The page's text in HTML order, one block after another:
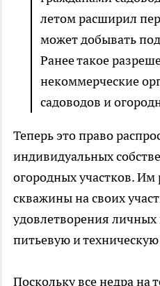
летом расширил
может добывать
Ранее такое
некоммерческие
садоводов и
Теперь это право
индивидуальных
огородных участков. Им
скважины на своих
удовлетворения
питьевую и техническую
Поскольку все недра на